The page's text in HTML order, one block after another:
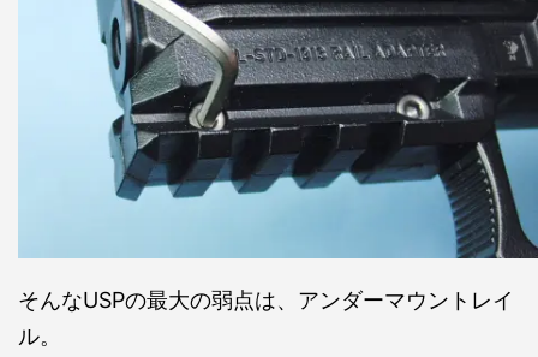
そんなUSPの最大の弱点は、アンダーマウントレイ
ル。